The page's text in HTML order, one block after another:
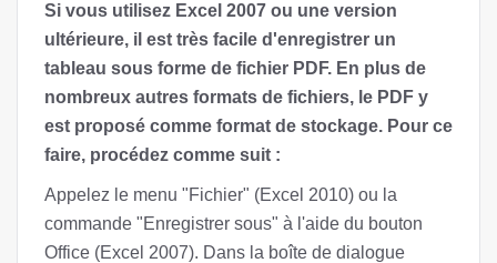
Si vous utilisez Excel 2007 ou une version
ultérieure, il est très facile d'enregistrer un
tableau sous forme de fichier PDF. En plus de
nombreux autres formats de fichiers, le PDF y
est proposé comme format de stockage. Pour ce
faire, procédez comme suit :
Appelez le menu "Fichier" (Excel 2010) ou la
commande "Enregistrer sous" à l'aide du bouton
Office (Excel 2007). Dans la boîte de dialogue